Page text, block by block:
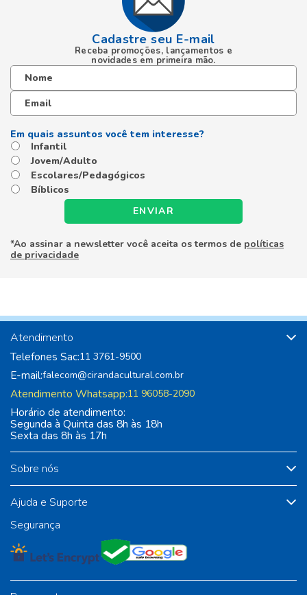
Cadastre seu E-mail
Receba promoções, lançamentos e
novidades em primeira mão.
Infantil
Jovem/Adulto
Escolares/Pedagógicos
Bíblicos
ENVIAR
*Ao assinar a newsletter você aceita os termos de políticas
de privacidade
Sobre nós
Ajuda e Suporte
Atendimento
Telefones Sac:11 3761-9500
E-mail:falecom@cirandacultural.com.br
Atendimento Whatsapp:11 96058-2090
Horário de atendimento:
Segunda à Quinta das 8h às 18h
Sexta das 8h às 17h
Segurança